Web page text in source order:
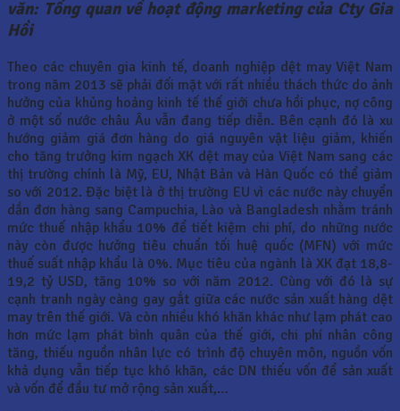
văn: Tổng quan về hoạt động marketing của Cty Gia
Hồi
Theo các chuyên gia kinh tế, doanh nghiệp dệt may Việt Nam
trong năm 2013 sẽ phải đối mặt với rất nhiều thách thức do ảnh
hưởng của khủng hoảng kinh tế thế giới chưa hồi phục, nợ công
ở một số nước châu Âu vẫn đang tiếp diễn. Bên cạnh đó là xu
hướng giảm giá đơn hàng do giá nguyên vật liệu giảm, khiến
cho tăng trưởng kim ngạch XK dệt may của Việt Nam sang các
thị trường chính là Mỹ, EU, Nhật Bản và Hàn Quốc có thể giảm
so với 2012. Đặc biệt là ở thị trường EU vì các nước này chuyển
dần đơn hàng sang Campuchia, Lào và Bangladesh nhằm tránh
mức thuế nhập khẩu 10% để tiết kiệm chi phí, do những nước
này còn được hưởng tiêu chuẩn tối huệ quốc (MFN) với mức
thuế suất nhập khẩu là 0%. Mục tiêu của ngành là XK đạt 18,8-
19,2 tỷ USD, tăng 10% so với năm 2012. Cùng với đó là sự
cạnh tranh ngày càng gay gắt giữa các nước sản xuất hàng dệt
may trên thế giới. Và còn nhiều khó khăn khác như lạm phát cao
hơn mức lạm phát bình quân của thế giới, chi phí nhân công
tăng, thiếu nguồn nhân lực có trình độ chuyên môn, nguồn vốn
khả dụng vẫn tiếp tục khó khăn, các DN thiếu vốn để sản xuất
và vốn để đầu tư mở rộng sản xuất,…